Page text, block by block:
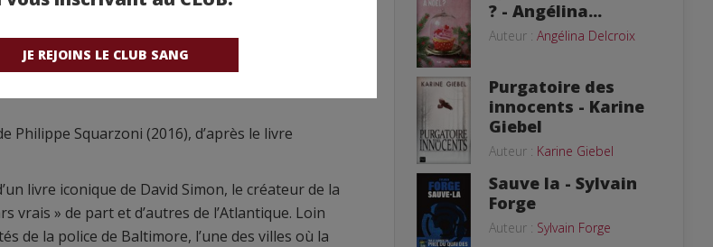
JE REJOINS LE CLUB SANG
Philippe Squarzoni (2016), d’après le livre
livre iconique de David Simon, le créateur de la
vrais » de part et d’autres de l’Atlantique. Loin
de la police de Baltimore, l’une des villes où la
? - Angélina...
Auteur : Angélina Delcroix
Purgatoire des
innocents - Karine
Giebel
Auteur : Karine Giebel
Sauve la - Sylvain
Forge
Auteur : Sylvain Forge